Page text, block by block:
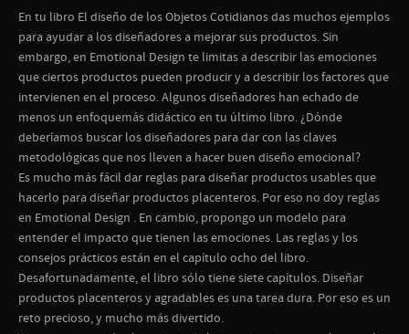
En tu libro El diseño de los Objetos Cotidianos das muchos ejemplos
para ayudar a los diseñadores a mejorar sus productos. Sin
embargo, en Emotional Design te limitas a describir las emociones
que ciertos productos pueden producir y a describir los factores que
intervienen en el proceso. Algunos diseñadores han echado de
menos un enfoquemás didáctico en tu último libro. ¿Dónde
deberíamos buscar los diseñadores para dar con las claves
metodológicas que nos lleven a hacer buen diseño emocional?
Es mucho más fácil dar reglas para diseñar productos usables que
hacerlo para diseñar productos placenteros. Por eso no doy reglas
en Emotional Design . En cambio, propongo un modelo para
entender el impacto que tienen las emociones. Las reglas y los
consejos prácticos están en el capítulo ocho del libro.
Desafortunadamente, el libro sólo tiene siete capítulos. Diseñar
productos placenteros y agradables es una tarea dura. Por eso es un
reto precioso, y mucho más divertido.